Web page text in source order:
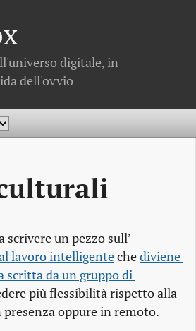
digitale, in
dell'ovvio
scrivere un pezzo sull’
lavoro intelligentechediviene
scritta da un gruppo di
più flessibilità rispetto alla
oppure in remoto.